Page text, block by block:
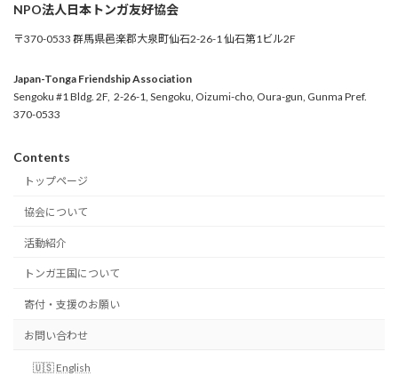
NPO法人日本トンガ友好協会
〒370-0533 群馬県邑楽郡大泉町仙石2-26-1 仙石第1ビル2F
Japan-Tonga Friendship Association
Sengoku #1 Bldg. 2F, 2-26-1, Sengoku, Oizumi-cho, Oura-gun, Gunma Pref.
370-0533
Contents
トップページ
協会について
活動紹介
トンガ王国について
寄付・支援のお願い
お問い合わせ
English